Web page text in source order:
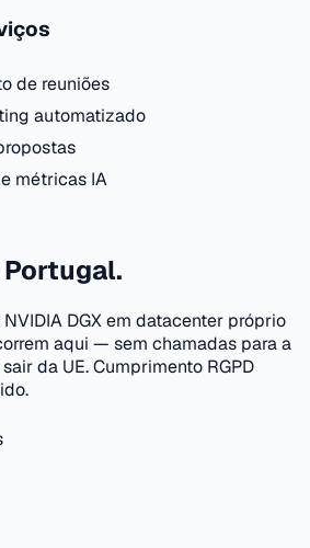
de reuniões
automatizado
métricas IA
Portugal.
DGX em datacenter próprio
aqui — sem chamadas para a
da UE. Cumprimento RGPD